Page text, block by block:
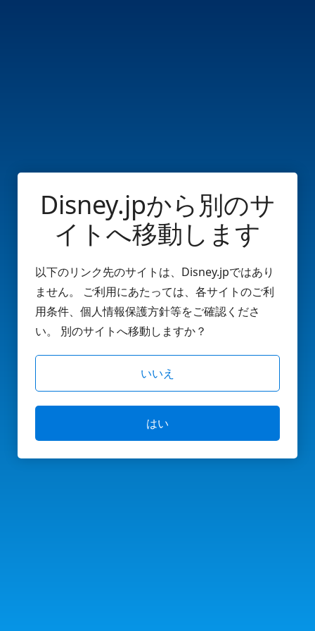
Disney.jpから別のサ
イトへ移動します
以下のリンク先のサイトは、Disney.jpではあり
ません。 ご利用にあたっては、各サイトのご利
用条件、個人情報保護方針等をご確認くださ
い。 別のサイトへ移動しますか？
いいえ
はい